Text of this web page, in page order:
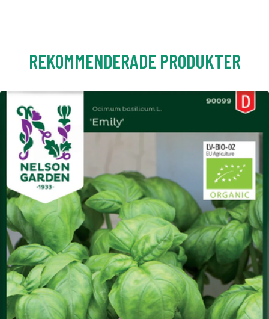
REKOMMENDERADE PRODUKTER